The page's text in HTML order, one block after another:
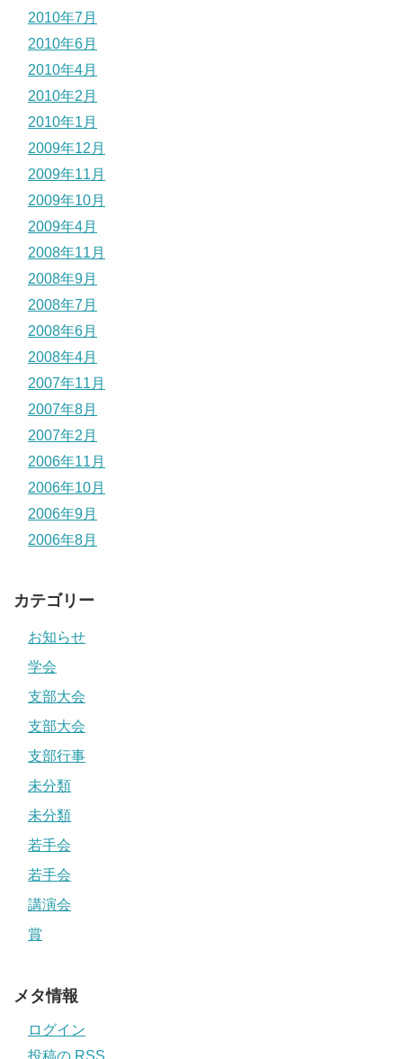
2010年7月
2010年6月
2010年4月
2010年2月
2010年1月
2009年12月
2009年11月
2009年10月
2009年4月
2008年11月
2008年9月
2008年7月
2008年6月
2008年4月
2007年11月
2007年8月
2007年2月
2006年11月
2006年10月
2006年9月
2006年8月
カテゴリー
お知らせ
学会
支部大会
支部大会
支部行事
未分類
未分類
若手会
若手会
講演会
賞
メタ情報
ログイン
投稿の RSS